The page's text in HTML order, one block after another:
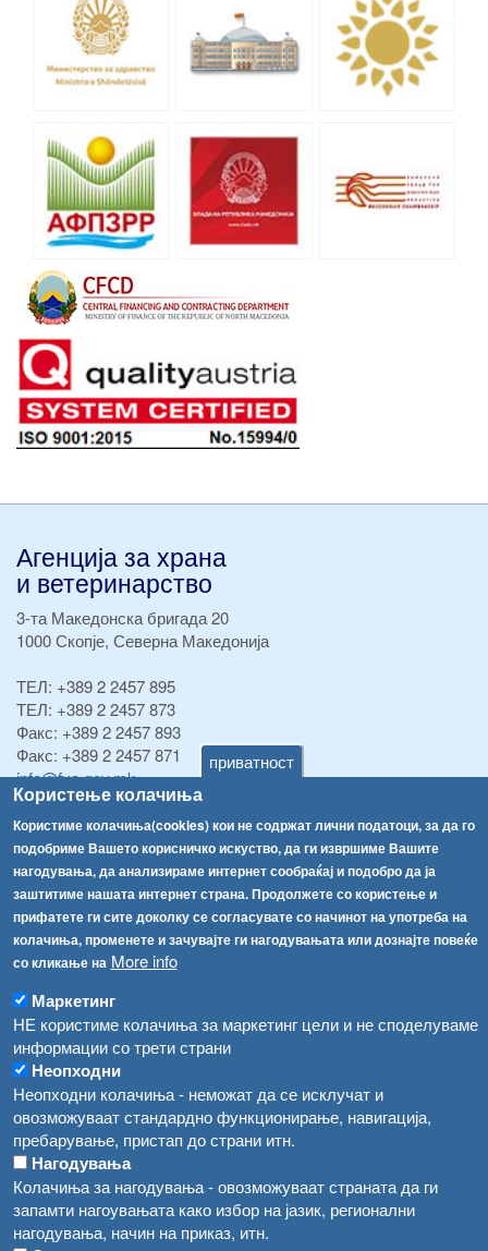
приватност
Користење колачиња
Користиме колачиња(cookies) кои не содржат лични податоци, за да го
подобриме Вашето корисничко искуство, да ги извршиме Вашите
нагодувања, да анализираме интернет сообраќај и подобро да ја
заштитиме нашата интернет страна. Продолжете со користење и
прифатете ги сите доколку се согласувате со начинот на употреба на
колачиња, променете и зачувајте ги нагодувањата или дознајте повеќе
со кликање на More info
Маркетинг
НЕ користиме колачиња за маркетинг цели и не споделуваме
информации со трети страни
Неопходни
Неопходни колачиња - неможат да се исклучат и
овозможуваат стандардно функционирање, навигација,
пребарување, пристап до страни итн.
Нагодувања
Колачиња за нагодувања - овозможуваат страната да ги
запамти нагоувањата како избор на јазик, регионални
нагодувања, начин на приказ, итн.
Агенција за храна
и ветеринарство
3-та Македонска бригада 20
1000 Скопје, Северна Македонија
ТЕЛ: +389 2 2457 895
ТЕЛ: +389 2 2457 873
Факс: +389 2 2457 893
Факс: +389 2 2457 871
info@fva.gov.mk
[АХВ-претходна страна]
Соопштенија
Република Бугарија ги засили официјалните контроли при увоз на свежо овошје и зеленчук
Високите температури ризик од труење со храна, опасни се и за животните
Водата во Гостивар може да се користи како техничка, продолжува испораката на флаширана вода
Во Гостивар спроведени 70 вонредни контроли
Забраната за водата во Гостивар останува на сила, операторите да користат само технички безбедна вода
Навигација
Архива
Регистри
Обрасци
Огласи